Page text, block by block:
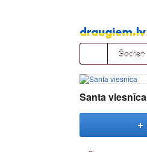
Pāriet
uz
saturu
Šodien
Santa viesnīca